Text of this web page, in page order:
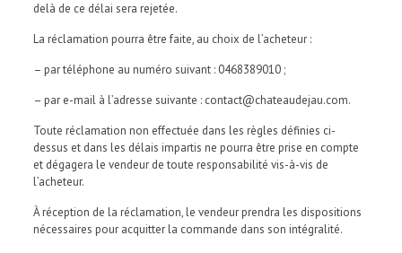
delà de ce délai sera rejetée.
La réclamation pourra être faite, au choix de l’acheteur :
– par téléphone au numéro suivant : 0468389010 ;
– par e-mail à l’adresse suivante : contact@chateaudejau.com.
Toute réclamation non effectuée dans les règles définies ci-
dessus et dans les délais impartis ne pourra être prise en compte
et dégagera le vendeur de toute responsabilité vis-à-vis de
l’acheteur.
À réception de la réclamation, le vendeur prendra les dispositions
nécessaires pour acquitter la commande dans son intégralité.